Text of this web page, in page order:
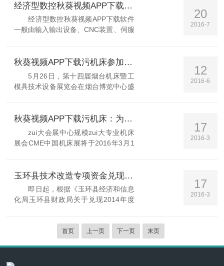
的伺服电动机去控制秋葵视频APP下载
软件各部件运动的先后顺序、速度和移
动量，并与选...
经济型数控秋葵视频APP下载软件的刀具使用原则
经济型数控秋葵视频APP下载软件
一般由输入输出设备、CNC装置、伺服
成。在经济型数控机床的加工过程中，
由于刀具的刃磨、测量和更换多为...
20
2016-7
秋葵视频APP下载污机床参加金诺2016烟台机床展
5月26日，第十四届烟台机床暨工
模具技术设备展览会在烟台博览中心盛
有限公司共同主办，面对东北与韩国市
场拥有一定影...
12
2016-6
秋葵视频APP下载污机床：为客户量身定做新产品
zui大会展中心规模zui大专业机床
展会CME中国机床展将于2016年3月1
款精品机床奔赴行业盛会，向广大参展
观众展示的机床产...
17
2016-3
玉环县技术改造专项资金兑现开始 秋葵视频APP下载污机床名列企业榜单
即日起，根据《玉环县经济和信息
化局玉环县财政局关于兑现2014年度
2014年工业企业技术改造项目专项资
17
2016-3
首页 上一页 下一页 末页